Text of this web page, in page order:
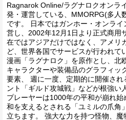
Ragnarok Online/ラグナロクオンラ
発・運営している、MMORPG(多人
です。 日本ではガンホー・オンラ
営し、2002年12月1日より正式商用
在ではアジアだけではなく、アメリ
ど、世界各国でサービスが行われて
漫画「ラグナロク」を原作とし、北
キャラクターや装備品のグラフィッ
要素、 週に一度、定期的に開催さ
ント「ギルド攻城戦」などが根強い
プレーヤーは1000年の平和が崩れ
和を支えるとされる「ユミルの爪角
立ちます。 強大な力を持つ怪物、